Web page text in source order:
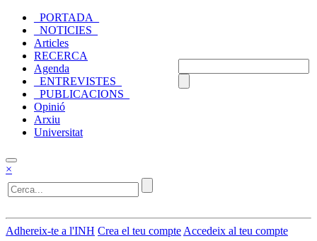
_PORTADA_
_NOTICIES_
Articles
RECERCA
Agenda
_ENTREVISTES_
_PUBLICACIONS_
Opinió
Arxiu
Universitat
×
Adhereix-te a l'INH Crea el teu compte Accedeix al teu compte